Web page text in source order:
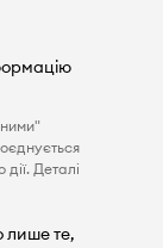
Деталі
лише те,